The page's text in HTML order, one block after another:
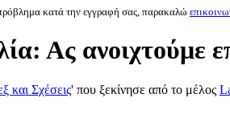
κατά την εγγραφή σας, παρακαλώ
Ας ανοιχτούμε
και Σχέσεις' που ξεκίνησε από το μέλος